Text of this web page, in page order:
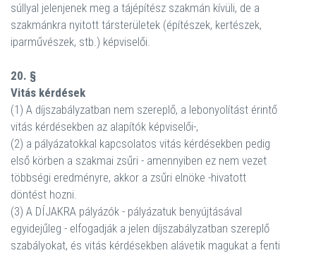
súllyal jelenjenek meg a tájépítész szakmán kívüli, de a
szakmánkra nyitott társterületek (építészek, kertészek,
iparművészek, stb.) képviselői.
20. §
Vitás kérdések
(1) A díjszabályzatban nem szereplő, a lebonyolítást érintő
vitás kérdésekben az alapítók képviselői-,
(2) a pályázatokkal kapcsolatos vitás kérdésekben pedig
első körben a szakmai zsűri - amennyiben ez nem vezet
többségi eredményre, akkor a zsűri elnöke -hivatott
döntést hozni.
(3) A DÍJAKRA pályázók - pályázatuk benyújtásával
egyidejűleg - elfogadják a jelen díjszabályzatban szereplő
szabályokat, és vitás kérdésekben alávetik magukat a fenti